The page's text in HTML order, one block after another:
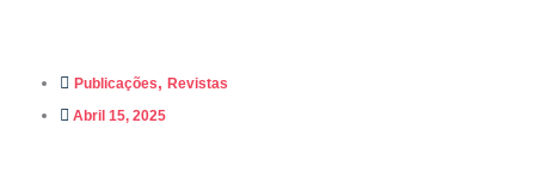
Publicações, Revistas
Abril 15, 2025